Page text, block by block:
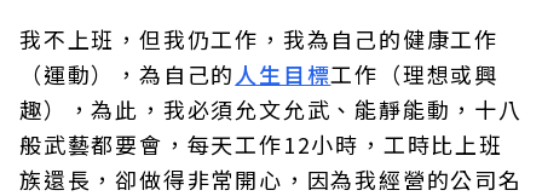
我不上班，但我仍工作，我為自己的健康工作
（運動），為自己的 人生目標工作（理想或興
趣），為此，我必須允文允武、能靜能動，十八
般武藝都要會，每天工作12小時，工時比上班
族還長，卻做得非常開心，因為我經營的公司名